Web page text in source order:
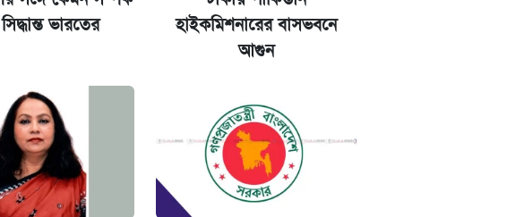
গেল
ভারতের
হাইকমিশনারের বাসভবনে
আগুন